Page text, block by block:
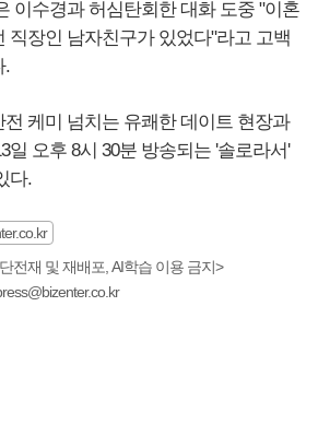
이수경과 허심탄회한 대화 도중 "이혼
직장인 남자친구가 있었다"라고 고백
.
케미 넘치는 유쾌한 데이트 현장과
일 오후 8시 30분 방송되는 '솔로라서'
다.
전재 및 재배포, AI학습 이용 금지>